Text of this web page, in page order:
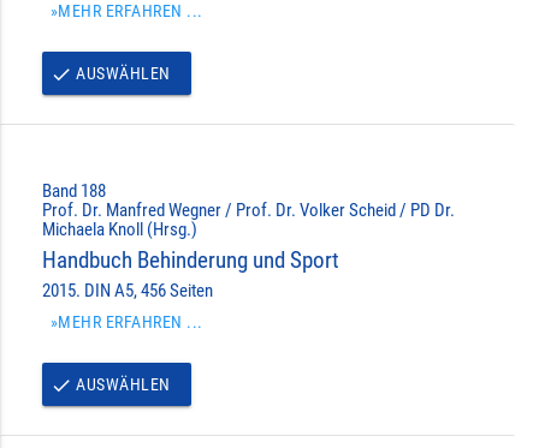
»MEHR ERFAHREN ...
done AUSWÄHLEN
Band 188
Prof. Dr. Manfred Wegner / Prof. Dr. Volker Scheid / PD Dr.
Michaela Knoll (Hrsg.)
Handbuch Behinderung und Sport
2015. DIN A5, 456 Seiten
»MEHR ERFAHREN ...
done AUSWÄHLEN